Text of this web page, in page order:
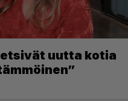
etsivät uutta kotia